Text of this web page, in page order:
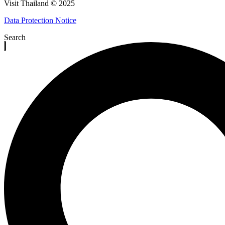
Visit Thailand © 2025
Data Protection Notice
Search